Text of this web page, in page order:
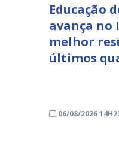
Educação
avança no
melhor
últimos
06/08/2026